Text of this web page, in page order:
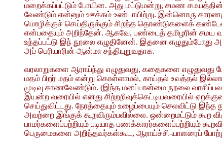
மறைக்கப்பட்டும் போயின. அது மட்டுமன்று, சமண
வேண்டும் என்னும் ஊக்கம் உண்டாயிற்று. இன்னொரு
மொழிக்குச் செய்திருக்கும் சிறந்த தொண்டுகளைக்
என்பதையும் அறிந்தேன். ஆகவே, பண்டைத் தமிழரின் சமய
உந்தப்பட்டு இந் நூலை எழுதினேன். இதனை
அப் பெரியாரின் ஆன்மா சந்தியுறுவதாக.
வரலாறுகளை ஆராய்ந்து எழுதுவது, கதைகளை எழுதுவது
மதம் பிறர் மதம் என்று கொள்ளாமல், காய்தல் உவத்தல்
முடிவு காணவேண்டும். (இந்த மனப்பான்மை நூலை
இயன்ற வரையில் எனது சிற்றறிவுக்கெட்டியவரையில்
செய்துவிட்டது. நேரத்தையும் உழைப்பையும் செலவிட்டு
அவற்றை இங்குக் கூறவிரும்பவில்லை. ஒன்றைமட்டும் கூற
பாமர்களைப்பற்றியும் படியாத பணக்காரர்களைப்பற்றியும்
பெருமைகளை அறிந்தவர்கள்கூட, ஆராய்ச்சி-யாளரைப்